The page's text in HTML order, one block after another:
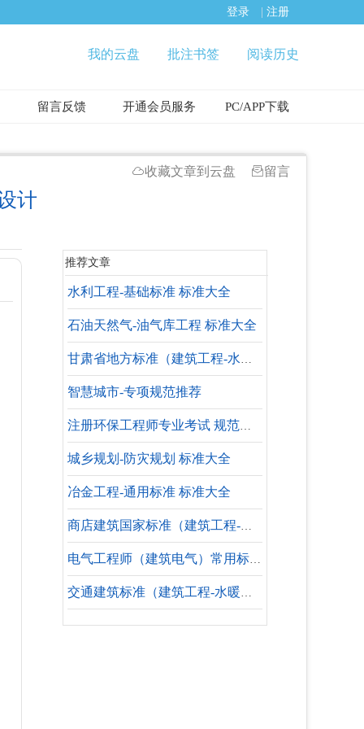
登录 注册
我的云盘 批注书签 阅读历史
留言反馈 开通会员服务 PC/APP下载
收藏文章到云盘 留言
计
推荐文章
水利工程-基础标准 标准大全
石油天然气-油气库工程 标准大全
甘肃省地方标准（建筑工程-水暖专业-参考标准）
智慧城市-专项规范推荐
注册环保工程师专业考试 规范合集
城乡规划-防灾规划 标准大全
冶金工程-通用标准 标准大全
商店建筑国家标准（建筑工程-水暖专业）
电气工程师（建筑电气）常用标准规范合集
交通建筑标准（建筑工程-水暖专业-参考标准）